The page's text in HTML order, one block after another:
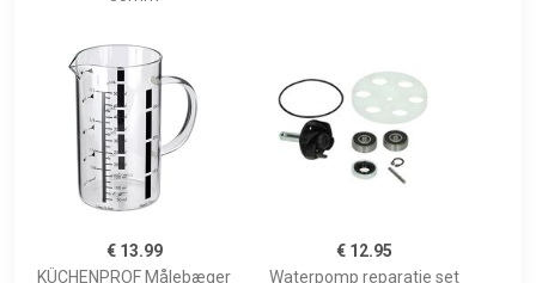
€ 13.99
KÜCHENPROF Målebæger
€ 12.95
Waterpomp reparatie set